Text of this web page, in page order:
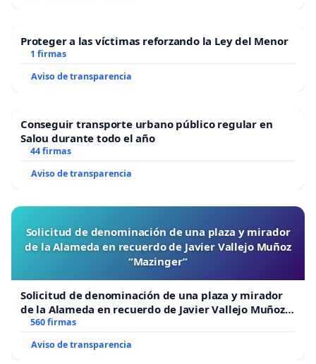
Proteger a las víctimas reforzando la Ley del Menor
1 firmas
Aviso de transparencia
Conseguir transporte urbano público regular en
Salou durante todo el año
44 firmas
Aviso de transparencia
Solicitud de denominación de una plaza y mirador
de la Alameda en recuerdo de Javier Vallejo Muñoz
“Mazinger”
Solicitud de denominación de una plaza y mirador
de la Alameda en recuerdo de Javier Vallejo Muñoz
“Mazinger”
560 firmas
Aviso de transparencia